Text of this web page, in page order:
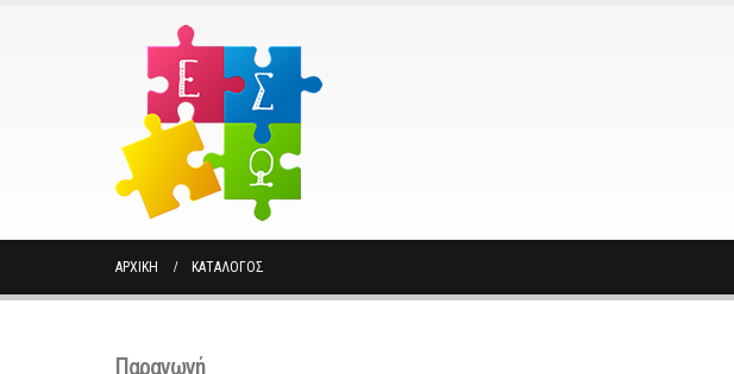
ΑΡΧΙΚΉ ΚΑΤΆΛΟΓΟΣ
Παραγωγή